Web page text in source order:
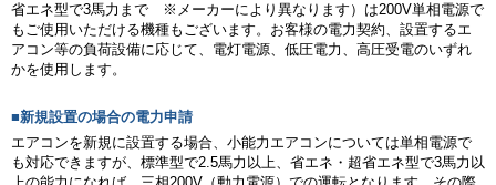
省エネ型で3馬力まで ※メーカーにより異なります）は200V単相電源で
もご使用いただける機種もございます。お客様の電力契約、設置するエ
アコン等の負荷設備に応じて、電灯電源、低圧電力、高圧受電のいずれ
かを使用します。
■新規設置の場合の電力申請
エアコンを新規に設置する場合、小能力エアコンについては単相電源で
も対応できますが、標準型で2.5馬力以上、省エネ・超省エネ型で3馬力以